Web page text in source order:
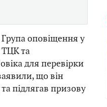
оповіщення у
ТЦК та
для перевірки
що він
підлягав призову